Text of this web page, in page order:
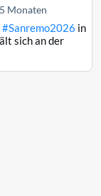
5 Monaten
#Sanremo2026 in
sich an der